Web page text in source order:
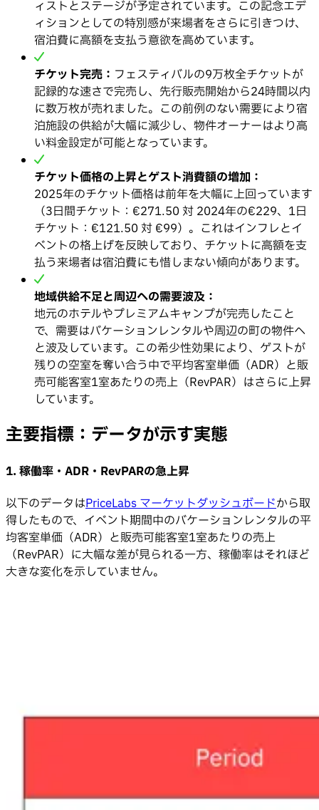
ィストとステージが予定されています。この記念エデ
ィションとしての特別感が来場者をさらに引きつけ、
宿泊費に高額を支払う意欲を高めています。
チケット完売： フェスティバルの9万枚全チケットが
記録的な速さで完売し、先行販売開始から24時間以内
に数万枚が売れました。この前例のない需要により宿
泊施設の供給が大幅に減少し、物件オーナーはより高
い料金設定が可能となっています。
チケット価格の上昇とゲスト消費額の増加：
2025年のチケット価格は前年を大幅に上回っています
（3日間チケット：€271.50 対 2024年の€229、1日
チケット：€121.50 対 €99）。これはインフレとイ
ベントの格上げを反映しており、チケットに高額を支
払う来場者は宿泊費にも惜しまない傾向があります。
地域供給不足と周辺への需要波及：
地元のホテルやプレミアムキャンプが完売したこと
で、需要はバケーションレンタルや周辺の町の物件へ
と波及しています。この希少性効果により、ゲストが
残りの空室を奪い合う中で平均客室単価（ADR）と販
売可能客室1室あたりの売上（RevPAR）はさらに上昇
しています。
主要指標：データが示す実態
1. 稼働率・ADR・RevPARの急上昇
以下のデータはPriceLabs マーケットダッシュボードから取
得したもので、イベント期間中のバケーションレンタルの平
均客室単価（ADR）と販売可能客室1室あたりの売上
（RevPAR）に大幅な差が見られる一方、稼働率はそれほど
大きな変化を示していません。